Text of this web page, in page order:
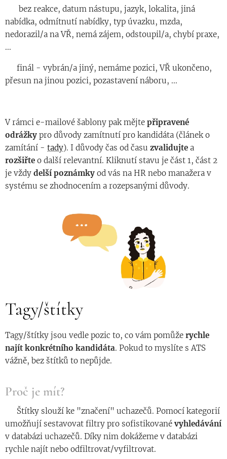
◾️ bez reakce, datum nástupu, jazyk, lokalita, jiná
nabídka, odmítnutí nabídky, typ úvazku, mzda,
nedorazil/a na VŘ, nemá zájem, odstoupil/a, chybí praxe,
...
◾️ finál - vybrán/a jiný, nemáme pozici, VŘ ukončeno,
přesun na jinou pozici, pozastavení náboru, ...
V rámci e-mailové šablony pak mějte připravené
odrážky pro důvody zamítnutí pro kandidáta (článek o
zamítání - tady). I důvody čas od času zvalidujte a
rozšiřte o další relevantní. Kliknutí stavu je část 1, část 2
je vždy delší poznámky od vás na HR nebo manažera v
systému se zhodnocením a rozepsanými důvody.
Tagy/štítky
Tagy/štítky jsou vedle pozic to, co vám pomůže rychle
najít konkrétního kandidáta. Pokud to myslíte s ATS
vážně, bez štítků to nepůjde.
Proč je mít?
◾️ Štítky slouží ke "značení" uchazečů. Pomocí kategorií
umožňují sestavovat filtry pro sofistikované vyhledávání
v databázi uchazečů. Díky nim dokážeme v databázi
rychle najít nebo odfiltrovat/vyfiltrovat.